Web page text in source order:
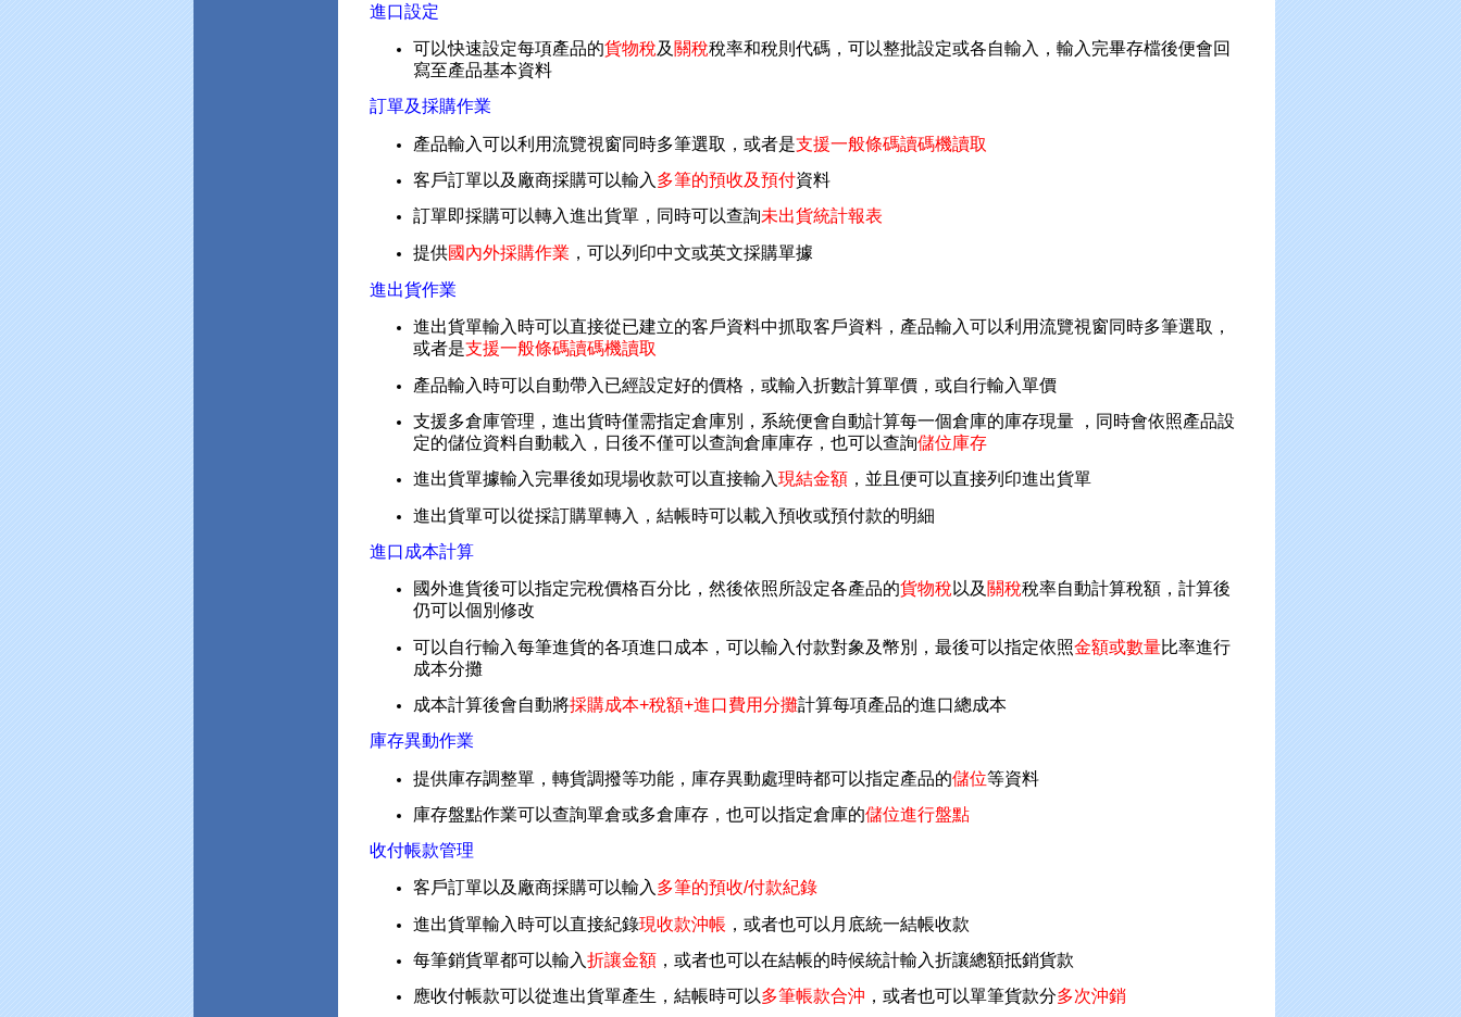
進口設定
可以快速設定每項產品的貨物稅及 關稅稅率和稅則代碼，可以整批設定或各自輸入，輸入完畢存檔後便會回
寫至產品基本資料
訂單及採購作業
產品輸入可以利用流覽視窗同時多筆選取，或者是支援一般條碼讀碼機讀取
客戶訂單以及廠商採購可以輸入 多筆的預收及預付資料
訂單即採購可以轉入進出貨單，同時可以查詢未出貨統計報表
提供國內外採購作業 ，可以列印中文或英文採購單據
進出貨作業
進出貨單輸入時可以直接從已建立的客戶資料中抓取客戶資料，產品輸入可以利用流覽視窗同時多筆選取，
或者是支援一般條碼讀碼機讀取
產品輸入時可以自動帶入已經設定好的價格，或輸入折數計算單價，或自行輸入單價
支援多倉庫管理，進出貨時僅需指定倉庫別，系統便會自動計算每一個倉庫的庫存現量 ，同時會依照產品設
定的儲位資料自動載入，日後不僅可以查詢倉庫庫存，也可以查詢儲位庫存
進出貨單據輸入完畢後如現場收款可以直接輸入現結金額 ，並且便可以直接列印進出貨單
進出貨單可以從採訂購單轉入，結帳時可以載入預收或預付款的明細
進口成本計算
國外進貨後可以指定完稅價格百分比，然後依照所設定各產品的貨物稅 以及 關稅稅率自動計算稅額，計算後
仍可以個別修改
可以自行輸入每筆進貨的各項進口成本，可以輸入付款對象及幣別，最後可以指定依照金額或數量比率進行
成本分攤
成本計算後會自動將採購成本+稅額+進口費用分攤計算每項產品的進口總成本
庫存異動作業
提供庫存調整單，轉貨調撥等功能，庫存異動處理時都可以指定產品的儲位等資料
庫存盤點作業可以查詢單倉或多倉庫存，也可以指定倉庫的儲位進行盤點
收付帳款管理
客戶訂單以及廠商採購可以輸入多筆的預收/付款紀錄
進出貨單輸入時可以直接紀錄現收款沖帳 ，或者也可以月底統一結帳收款
每筆銷貨單都可以輸入折讓金額 ，或者也可以在結帳的時候統計輸入折讓總額抵銷貨款
應收付帳款可以從進出貨單產生，結帳時可以多筆帳款合沖 ，或者也可以單筆貨款分多次沖銷